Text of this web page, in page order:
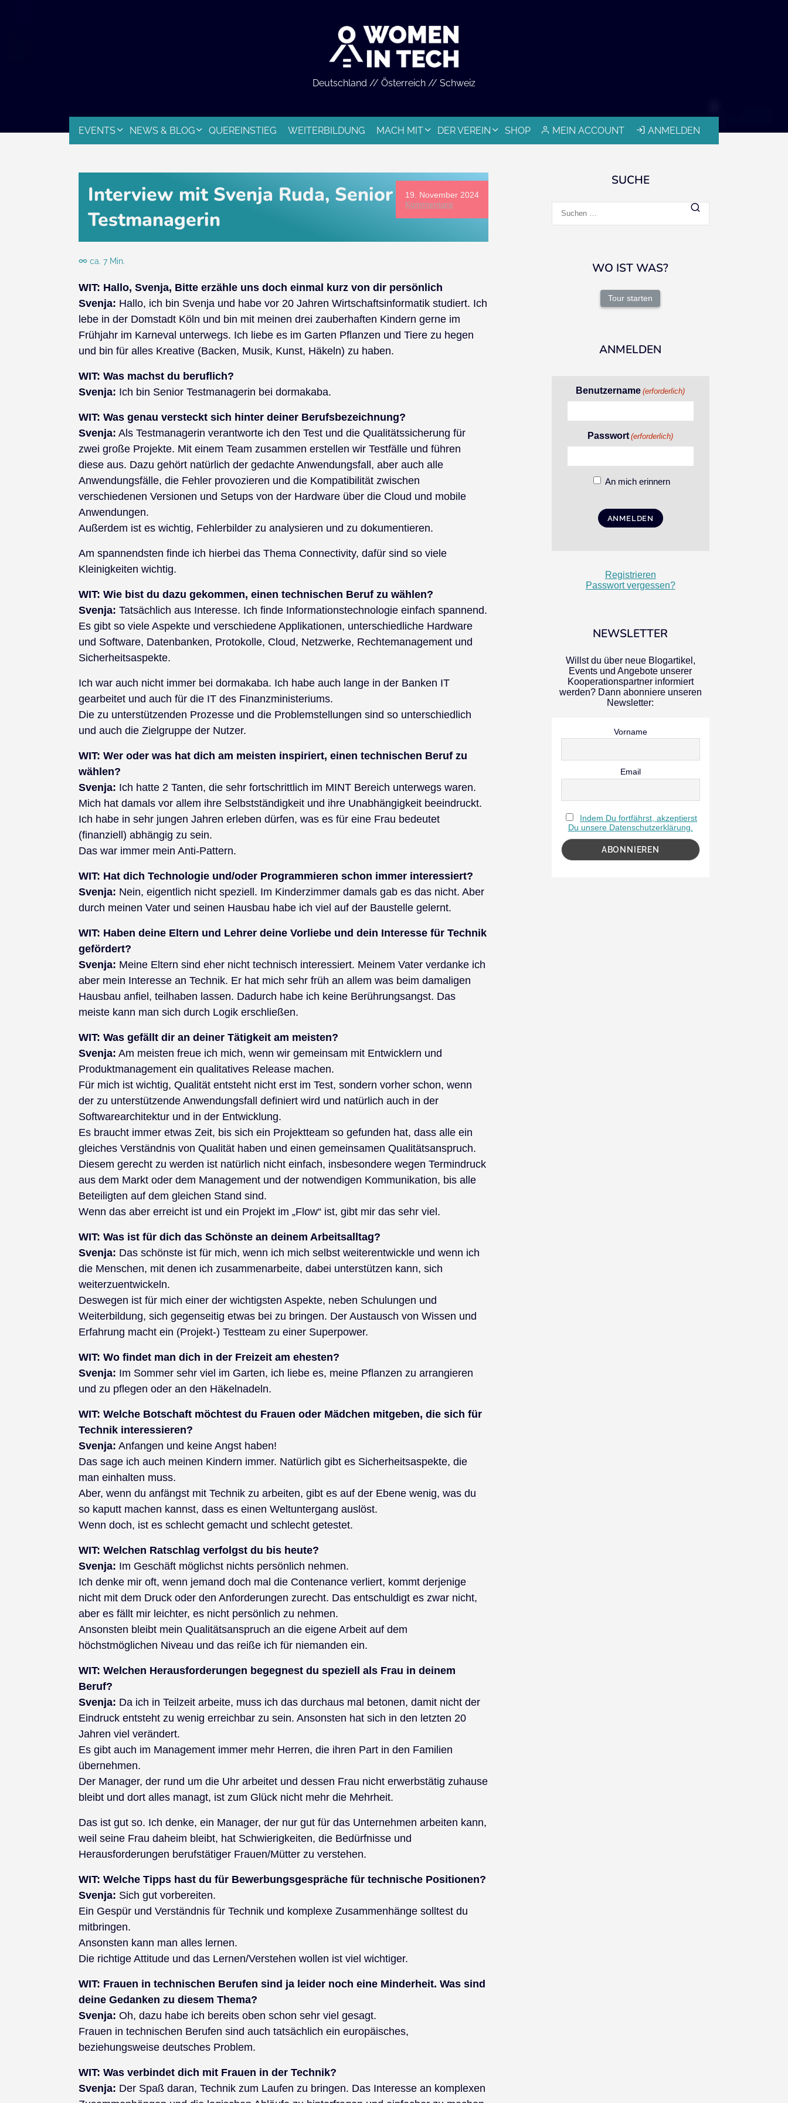
Deutschland // Österreich // Schweiz
MEIN ACCOUNT ANMELDEN
EVENTS NEWS & BLOG QUEREINSTIEG WEITERBILDUNG MACH MIT DER VEREIN SHOP
19. November 2024
Kommentare
Interview mit Svenja Ruda, Senior
Testmanagerin
ca. 7 Min.
WIT: Hallo, Svenja, Bitte erzähle uns doch einmal kurz von dir persönlich
Svenja: Hallo, ich bin Svenja und habe vor 20 Jahren Wirtschaftsinformatik studiert. Ich
lebe in der Domstadt Köln und bin mit meinen drei zauberhaften Kindern gerne im
Frühjahr im Karneval unterwegs. Ich liebe es im Garten Pflanzen und Tiere zu hegen
und bin für alles Kreative (Backen, Musik, Kunst, Häkeln) zu haben.
WIT: Was machst du beruflich?
Svenja: Ich bin Senior Testmanagerin bei dormakaba.
WIT: Was genau versteckt sich hinter deiner Berufsbezeichnung?
Svenja: Als Testmanagerin verantworte ich den Test und die Qualitätssicherung für
zwei große Projekte. Mit einem Team zusammen erstellen wir Testfälle und führen
diese aus. Dazu gehört natürlich der gedachte Anwendungsfall, aber auch alle
Anwendungsfälle, die Fehler provozieren und die Kompatibilität zwischen
verschiedenen Versionen und Setups von der Hardware über die Cloud und mobile
Anwendungen.
Außerdem ist es wichtig, Fehlerbilder zu analysieren und zu dokumentieren.
Am spannendsten finde ich hierbei das Thema Connectivity, dafür sind so viele
Kleinigkeiten wichtig.
WIT: Wie bist du dazu gekommen, einen technischen Beruf zu wählen?
Svenja: Tatsächlich aus Interesse. Ich finde Informationstechnologie einfach spannend.
Es gibt so viele Aspekte und verschiedene Applikationen, unterschiedliche Hardware
und Software, Datenbanken, Protokolle, Cloud, Netzwerke, Rechtemanagement und
Sicherheitsaspekte.
Ich war auch nicht immer bei dormakaba. Ich habe auch lange in der Banken IT
gearbeitet und auch für die IT des Finanzministeriums.
Die zu unterstützenden Prozesse und die Problemstellungen sind so unterschiedlich
und auch die Zielgruppe der Nutzer.
WIT: Wer oder was hat dich am meisten inspiriert, einen technischen Beruf zu
wählen?
Svenja: Ich hatte 2 Tanten, die sehr fortschrittlich im MINT Bereich unterwegs waren.
Mich hat damals vor allem ihre Selbstständigkeit und ihre Unabhängigkeit beeindruckt.
Ich habe in sehr jungen Jahren erleben dürfen, was es für eine Frau bedeutet
(finanziell) abhängig zu sein.
Das war immer mein Anti-Pattern.
WIT: Hat dich Technologie und/oder Programmieren schon immer interessiert?
Svenja: Nein, eigentlich nicht speziell. Im Kinderzimmer damals gab es das nicht. Aber
durch meinen Vater und seinen Hausbau habe ich viel auf der Baustelle gelernt.
WIT: Haben deine Eltern und Lehrer deine Vorliebe und dein Interesse für Technik
gefördert?
Svenja: Meine Eltern sind eher nicht technisch interessiert. Meinem Vater verdanke ich
aber mein Interesse an Technik. Er hat mich sehr früh an allem was beim damaligen
Hausbau anfiel, teilhaben lassen. Dadurch habe ich keine Berührungsangst. Das
meiste kann man sich durch Logik erschließen.
WIT: Was gefällt dir an deiner Tätigkeit am meisten?
Svenja: Am meisten freue ich mich, wenn wir gemeinsam mit Entwicklern und
Produktmanagement ein qualitatives Release machen.
Für mich ist wichtig, Qualität entsteht nicht erst im Test, sondern vorher schon, wenn
der zu unterstützende Anwendungsfall definiert wird und natürlich auch in der
Softwarearchitektur und in der Entwicklung.
Es braucht immer etwas Zeit, bis sich ein Projektteam so gefunden hat, dass alle ein
gleiches Verständnis von Qualität haben und einen gemeinsamen Qualitätsanspruch.
Diesem gerecht zu werden ist natürlich nicht einfach, insbesondere wegen Termindruck
aus dem Markt oder dem Management und der notwendigen Kommunikation, bis alle
Beteiligten auf dem gleichen Stand sind.
Wenn das aber erreicht ist und ein Projekt im „Flow“ ist, gibt mir das sehr viel.
WIT: Was ist für dich das Schönste an deinem Arbeitsalltag?
Svenja: Das schönste ist für mich, wenn ich mich selbst weiterentwickle und wenn ich
die Menschen, mit denen ich zusammenarbeite, dabei unterstützen kann, sich
weiterzuentwickeln.
Deswegen ist für mich einer der wichtigsten Aspekte, neben Schulungen und
Weiterbildung, sich gegenseitig etwas bei zu bringen. Der Austausch von Wissen und
Erfahrung macht ein (Projekt-) Testteam zu einer Superpower.
WIT: Wo findet man dich in der Freizeit am ehesten?
Svenja: Im Sommer sehr viel im Garten, ich liebe es, meine Pflanzen zu arrangieren
und zu pflegen oder an den Häkelnadeln.
WIT: Welche Botschaft möchtest du Frauen oder Mädchen mitgeben, die sich für
Technik interessieren?
Svenja: Anfangen und keine Angst haben!
Das sage ich auch meinen Kindern immer. Natürlich gibt es Sicherheitsaspekte, die
man einhalten muss.
Aber, wenn du anfängst mit Technik zu arbeiten, gibt es auf der Ebene wenig, was du
so kaputt machen kannst, dass es einen Weltuntergang auslöst.
Wenn doch, ist es schlecht gemacht und schlecht getestet.
WIT: Welchen Ratschlag verfolgst du bis heute?
Svenja: Im Geschäft möglichst nichts persönlich nehmen.
Ich denke mir oft, wenn jemand doch mal die Contenance verliert, kommt derjenige
nicht mit dem Druck oder den Anforderungen zurecht. Das entschuldigt es zwar nicht,
aber es fällt mir leichter, es nicht persönlich zu nehmen.
Ansonsten bleibt mein Qualitätsanspruch an die eigene Arbeit auf dem
höchstmöglichen Niveau und das reiße ich für niemanden ein.
WIT: Welchen Herausforderungen begegnest du speziell als Frau in deinem
Beruf?
Svenja: Da ich in Teilzeit arbeite, muss ich das durchaus mal betonen, damit nicht der
Eindruck entsteht zu wenig erreichbar zu sein. Ansonsten hat sich in den letzten 20
Jahren viel verändert.
Es gibt auch im Management immer mehr Herren, die ihren Part in den Familien
übernehmen.
Der Manager, der rund um die Uhr arbeitet und dessen Frau nicht erwerbstätig zuhause
bleibt und dort alles managt, ist zum Glück nicht mehr die Mehrheit.
Das ist gut so. Ich denke, ein Manager, der nur gut für das Unternehmen arbeiten kann,
weil seine Frau daheim bleibt, hat Schwierigkeiten, die Bedürfnisse und
Herausforderungen berufstätiger Frauen/Mütter zu verstehen.
WIT: Welche Tipps hast du für Bewerbungsgespräche für technische Positionen?
Svenja: Sich gut vorbereiten.
Ein Gespür und Verständnis für Technik und komplexe Zusammenhänge solltest du
mitbringen.
Ansonsten kann man alles lernen.
Die richtige Attitude und das Lernen/Verstehen wollen ist viel wichtiger.
WIT: Frauen in technischen Berufen sind ja leider noch eine Minderheit. Was sind
deine Gedanken zu diesem Thema?
Svenja: Oh, dazu habe ich bereits oben schon sehr viel gesagt.
Frauen in technischen Berufen sind auch tatsächlich ein europäisches,
beziehungsweise deutsches Problem.
WIT: Was verbindet dich mit Frauen in der Technik?
Svenja: Der Spaß daran, Technik zum Laufen zu bringen. Das Interesse an komplexen
SUCHE
nach:
WO IST WAS?
Tour starten
ANMELDEN
Benutzername (erforderlich)
Passwort (erforderlich)
An mich erinnern
Registrieren
Passwort vergessen?
NEWSLETTER
Willst du über neue Blogartikel,
Events und Angebote unserer
Kooperationspartner informiert
werden? Dann abonniere unseren
Newsletter:
Vorname
Email
Indem Du fortfährst, akzeptierst
Du unsere Datenschutzerklärung.